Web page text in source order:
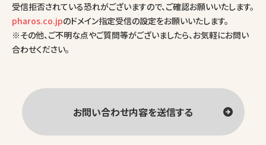
受信拒否されている恐れがございますので、ご確認お願いいたします。
pharos.co.jpのドメイン指定受信の設定をお願いいたします。
※その他、ご不明な点やご質問等がございましたら、お気軽にお問い
合わせください。